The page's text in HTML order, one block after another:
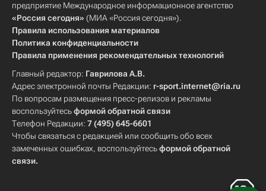
предприятие Международное информационное агентство
«Россия сегодня» (МИА «Россия сегодня»).
Правила использования материалов
Политика конфиденциальности
Правила применения рекомендательных технологий
Главный редактор: Гаврилова А.В.
Адрес электронной почты Редакции: r-sport.internet@ria.ru
По вопросам размещения пресс-релизов и рекламы
воспользуйтесьформой обратной связи
Телефон Редакции: 7 (495) 645-6601
Чтобы связаться с редакцией или сообщить обо всех
замеченных ошибках, воспользуйтесьформой обратной
связи.